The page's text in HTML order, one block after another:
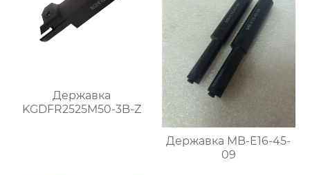
Державка
KGDFR2525M50-3B-Z
Державка MB-E16-45-
09